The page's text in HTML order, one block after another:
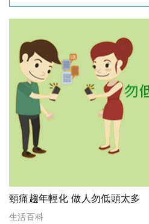
頸痛趨年輕化 做人勿低頭太多
生活百科